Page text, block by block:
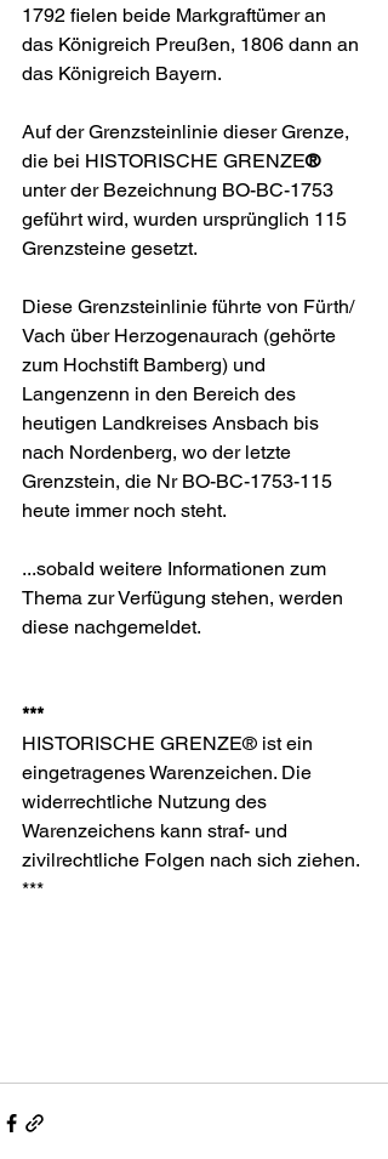
1792 fielen beide Markgraftümer an
das Königreich Preußen, 1806 dann an
das Königreich Bayern.
Auf der Grenzsteinlinie dieser Grenze,
die bei HISTORISCHE GRENZE®
unter der Bezeichnung BO-BC-1753
geführt wird, wurden ursprünglich 115
Grenzsteine gesetzt.
Diese Grenzsteinlinie führte von Fürth/
Vach über Herzogenaurach (gehörte
zum Hochstift Bamberg) und
Langenzenn in den Bereich des
heutigen Landkreises Ansbach bis
nach Nordenberg, wo der letzte
Grenzstein, die Nr BO-BC-1753-115
heute immer noch steht.
...sobald weitere Informationen zum
Thema zur Verfügung stehen, werden
diese nachgemeldet.
***
HISTORISCHE GRENZE® ist ein
eingetragenes Warenzeichen. Die
widerrechtliche Nutzung des
Warenzeichens kann straf- und
zivilrechtliche Folgen nach sich ziehen.
***